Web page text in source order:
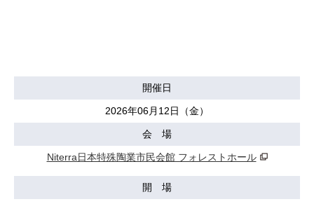
開催日
2026年06月12日（金）
会 場
Niterra日本特殊陶業市民会館 フォレストホール
開 場